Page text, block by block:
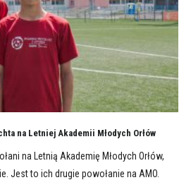
na Letniej Akademii Młodych Orłów
na Letnią Akademię Młodych Orłów,
Jest to ich drugie powołanie na AMO.